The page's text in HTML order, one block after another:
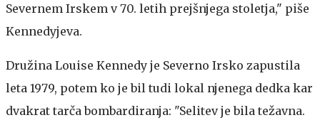
Severnem Irskem v 70. letih prejšnjega stoletja," piše
Kennedyjeva.
Družina Louise Kennedy je Severno Irsko zapustila
leta 1979, potem ko je bil tudi lokal njenega dedka kar
dvakrat tarča bombardiranja: "Selitev je bila težavna.